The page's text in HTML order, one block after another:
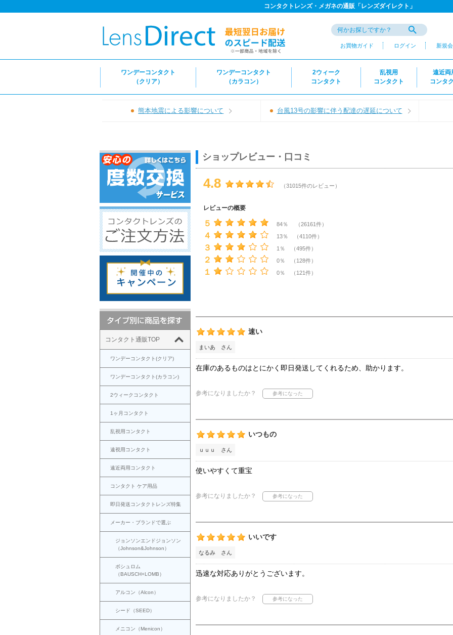
コンタクトレンズ・メガネの通販「レンズダイレクト」
お買物ガイド ログイン 新規
ワンデーコンタクト
（クリア）
ワンデーコンタクト
（カラコン）
2ウィーク
コンタクト
乱視用
コンタクト
遠近両
コンタ
熊本地震による影響について 台風13号の影響に伴う配達の遅延について
コンタクト通販TOP
ワンデーコンタクト(クリア)
ワンデーコンタクト(カラコン)
2ウィークコンタクト
1ヶ月コンタクト
乱視用コンタクト
遠視用コンタクト
遠近両用コンタクト
コンタクト ケア用品
即日発送コンタクトレンズ特集
メーカー・ブランドで選ぶ
ジョンソンエンドジョンソン
（Johnson&Johnson）
ボシュロム
（BAUSCH+LOMB）
アルコン（Alcon）
シード（SEED）
メニコン（Menicon）
ショップレビュー・口コミ
4.8 （31015件のレビュー）
レビューの概要
５ 84％ （26161件）
４ 13％ （4110件）
３ 1％ （495件）
２ 0％ （128件）
１ 0％ （121件）
速い
まいあ さん
在庫のあるものはとにかく即日発送してくれるため、助かります。
参考になりましたか？
いつもの
ｕｕｕ さん
使いやすくて重宝
参考になりましたか？
いいです
なるみ さん
迅速な対応ありがとうございます。
参考になりましたか？